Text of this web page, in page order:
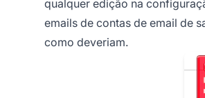
qualquer edição na
emails de contas de email de
como deveriam.